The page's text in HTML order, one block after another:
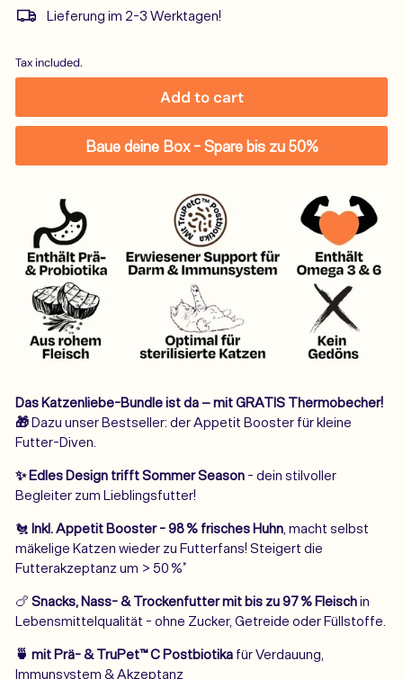
Lieferung im 2-3 Werktagen!
Tax included.
Add to cart
Baue deine Box - Spare bis zu 50%
Das Katzenliebe-Bundle ist da – mit GRATIS Thermobecher!
🎁Dazu unser Bestseller: der Appetit Booster für kleine
Futter-Diven.
✨ Edles Design trifft Sommer Season - dein stilvoller
Begleiter zum Lieblingsfutter!
🐔 Inkl. Appetit Booster - 98 % frisches Huhn , macht selbst
mäkelige Katzen wieder zu Futterfans! Steigert die
Futterakzeptanz um > 50 %*
🍗 Snacks, Nass- & Trockenfutter mit bis zu 97 % Fleischin
Lebensmittelqualität - ohne Zucker, Getreide oder Füllstoffe.
🍵 mit Prä- & TruPet™ C Postbiotika für Verdauung,
Immunsystem & Akzeptanz